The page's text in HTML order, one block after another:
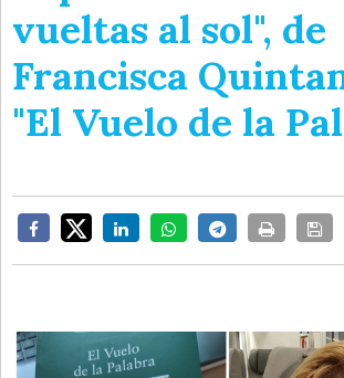
vueltas al sol", de
Francisca
"El Vuelo de la